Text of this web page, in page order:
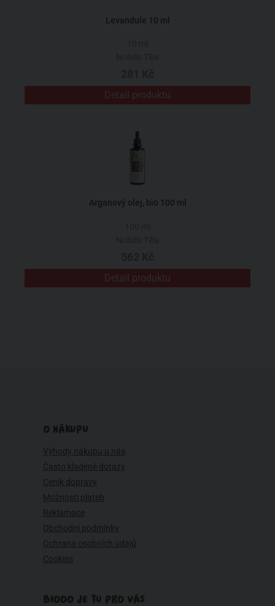
Levandule 10 ml
Detail produktu
Arganový olej, bio 100 ml
Detail produktu
O NÁKUPU
Výhody nákupu u nás
Často kladené dotazy
Ceník dopravy
Možnosti plateb
Reklamace
Obchodní podmínky
Ochrana osobních údajů
Cookies
BIOOO JE TU PRO VÁS